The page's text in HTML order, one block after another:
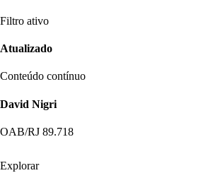
Filtro ativo
Atualizado
Conteúdo contínuo
David Nigri
OAB/RJ 89.718
Explorar